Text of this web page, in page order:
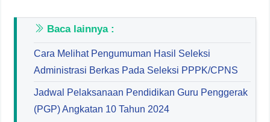
Baca lainnya :
Cara Melihat Pengumuman Hasil Seleksi
Administrasi Berkas Pada Seleksi PPPK/CPNS
Jadwal Pelaksanaan Pendidikan Guru Penggerak
(PGP) Angkatan 10 Tahun 2024